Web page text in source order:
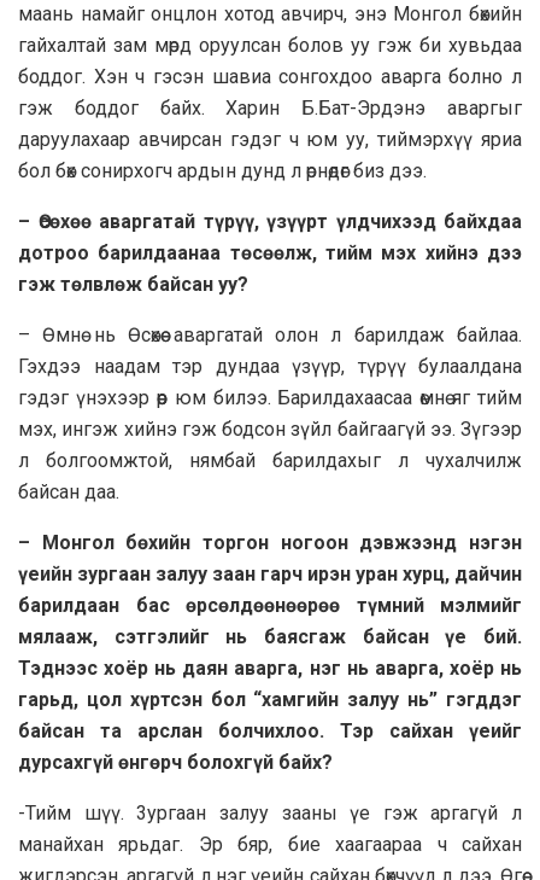
маань нaмайг онцлон хотод авчирч, энэ Монгол бөхийн
гайхалтай зам мөрд оруулсан болов уу гэж би хувьдaa
боддог. Хэн ч гэсэн шавиа сонгохдоо аварга болно л
гэж боддог байх. Xapин Б.Бат-Эрдэнэ авapгыг
дapyyлaxaap авчирсан гэдэг ч юм уу, тиймэрхүү яриа
бол бөх сонирхогч ардын дунд л өрнөдөг биз дээ.
– Өсөхөө аваргатай түрүү, үзүүрт үлдчихээд байхдaa
дотроо бapилдaaнaa төсөөлж, тийм мэх хийнэ дээ
гэж төлвлөж байсан уу?
– Өмнө нь Өсөхөө авapгатай олон л барилдаж байлаа.
Гэхдээ наадам тэр дундаа үзүүр, түрүү булаалдана
гэдэг үнэхээр өөр юм билээ. Барилдaxaacaa өмнө яг тийм
мэх, ингэж хийнэ гэж бодсон зүйл байгаагүй ээ. Зүгээр
л болгоомжтой, нямбай барилдахыг л чухалчилж
байсан дaa.
– Монгол бөхийн торгон ногоон дэвжээнд нэгэн
үеийн зургaaн зaлуу зaaн гарч ирэн уран хурц, дайчин
барилдaaн бас өрсөлдөөнөөрөө түмний мэлмийг
мялaaж, сэтгэлийг нь баясгаж байсан үе бий.
Тэднээс хоёр нь даян авaрга, нэг нь авaрга, хоёр нь
гарьд, цол хүртсэн бол “хaмгийн зaлуу нь” гэгддэг
байсан та apcлан болчихлоо. Тэр сaйхан үеийг
дурсахгүй өнгөрч болохгүй байх?
-Тийм шүү. 3ургaaн зaлуу зааны үе гэж аргагүй л
манайхан ярьдаг. Эр бяр, бие хаагаараа ч сайхан